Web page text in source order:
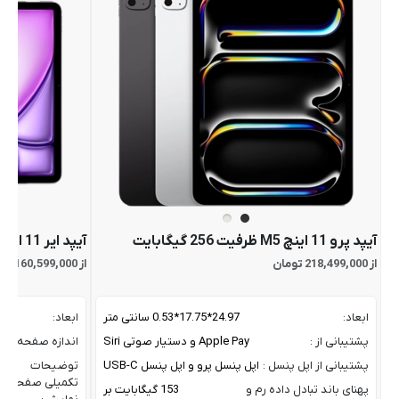
آیپد پرو 11 اینچ M5 ظرفیت 256 گیگابایت
از 218,499,000 تومان
ابعاد:
24.97*17.75*0.53 سانتی متر
پشتیبانی از :
Apple Pay و دستیار صوتی Siri
پشتیبانی از اپل پنسل : اپل پنسل پرو و اپل پنسل USB-C
پهنای باند تبادل داده رم و
153 گیگابایت بر
آیپد ایر 11 اینچ M4 ظرفیت 256 گیگابایت
از 160,599,000 تومان
ابعاد:
اندازه صفحه
توضیحات
تکمیلی صفحه